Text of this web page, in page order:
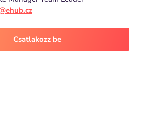
Csatlakozz be